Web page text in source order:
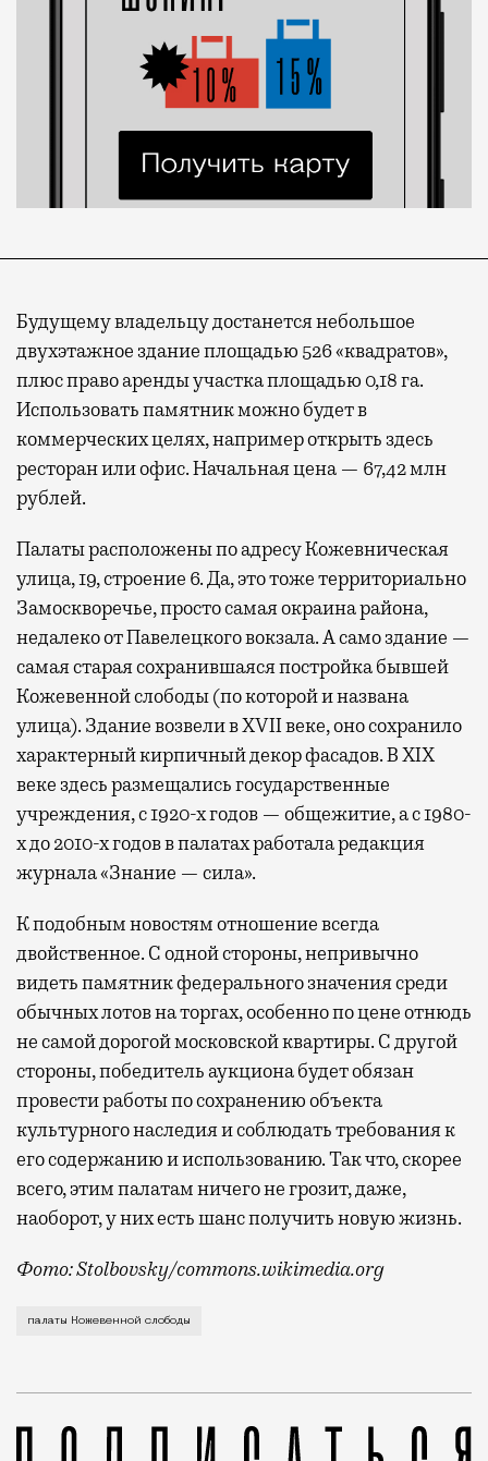
Будущему владельцу достанется небольшое
двухэтажное здание площадью 526 «квадратов»,
плюс право аренды участка площадью 0,18 га.
Использовать памятник можно будет в
коммерческих целях, например открыть здесь
ресторан или офис. Начальная цена — 67,42 млн
рублей.
Палаты расположены по адресу Кожевническая
улица, 19, строение 6. Да, это тоже территориально
Замоскворечье, просто самая окраина района,
недалеко от Павелецкого вокзала. А само здание —
самая старая сохранившаяся постройка бывшей
Кожевенной слободы (по которой и названа
улица). Здание возвели в XVII веке, оно сохранило
характерный кирпичный декор фасадов. В XIX
веке здесь размещались государственные
учреждения, с 1920-х годов — общежитие, а с 1980-
х до 2010-х годов в палатах работала редакция
журнала «Знание — сила».
К подобным новостям отношение всегда
двойственное. С одной стороны, непривычно
видеть памятник федерального значения среди
обычных лотов на торгах, особенно по цене отнюдь
не самой дорогой московской квартиры. С другой
стороны, победитель аукциона будет обязан
провести работы по сохранению объекта
культурного наследия и соблюдать требования к
его содержанию и использованию. Так что, скорее
всего, этим палатам ничего не грозит, даже,
наоборот, у них есть шанс получить новую жизнь.
Фото: Stolbovsky/commons.wikimedia.org
Московский рынок недвижимости пополнился
палаты Кожевенной слободы